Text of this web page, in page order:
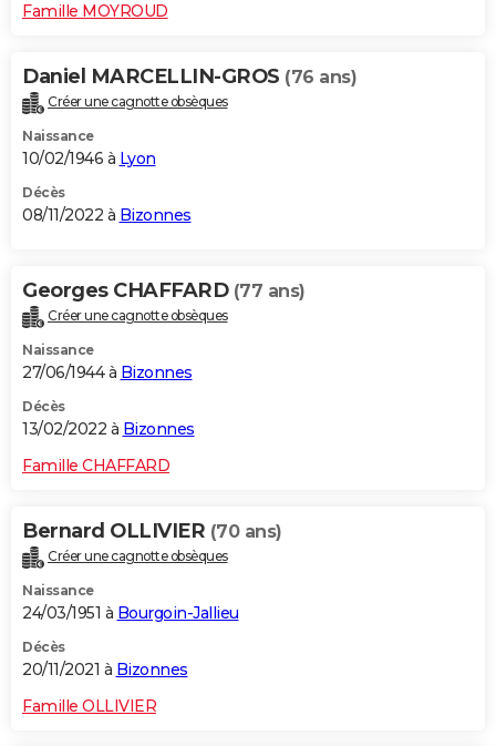
Famille MOYROUD
Daniel MARCELLIN-GROS (76 ans)
Créer une cagnotte obsèques
Naissance
10/02/1946 à Lyon
Décès
08/11/2022 à Bizonnes
Georges CHAFFARD (77 ans)
Créer une cagnotte obsèques
Naissance
27/06/1944 à Bizonnes
Décès
13/02/2022 à Bizonnes
Famille CHAFFARD
Bernard OLLIVIER (70 ans)
Créer une cagnotte obsèques
Naissance
24/03/1951 à Bourgoin-Jallieu
Décès
20/11/2021 à Bizonnes
Famille OLLIVIER